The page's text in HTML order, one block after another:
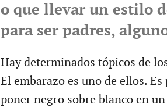
o que llevar un estilo
para ser padres,
Hay determinados tópicos de
El embarazo es uno de ellos.
poner negro sobre blanco en